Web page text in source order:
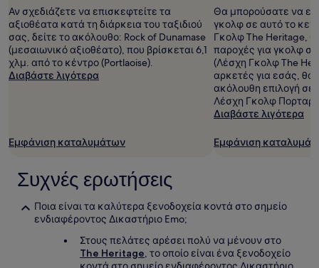
Αν σχεδιάζετε να επισκεφτείτε τα
αξιοθέατα κατά τη διάρκεια του ταξιδιού
σας, δείτε το ακόλουθο: Rock of Dunamase
(μεσαιωνικό αξιοθέατο), που βρίσκεται 6,1
χλμ. από το κέντρο (Portlaoise).
Διαβάστε λιγότερα
Εμφάνιση καταλυμάτων
Θα μπορούσατε να
γκολφ σε αυτό το
Γκολφ The Heritage,
παροχές για γκολφ
(Λέσχη Γκολφ The
αρκετές για εσάς, θα
ακόλουθη επιλογή σε
Λέσχη Γκολφ
Διαβάστε λιγότερα
Εμφάνιση
Συχνές ερωτήσεις
Ποια είναι τα καλύτερα ξενοδοχεία κοντά στο σημείο
ενδιαφέροντος Δικαστήριο Emo;
Στους πελάτες αρέσει πολύ να μένουν στο
The Heritage, το οποίο είναι ένα ξενοδοχείο